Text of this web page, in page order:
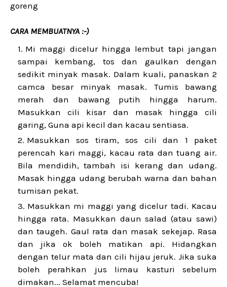
goreng
CARA MEMBUATNYA :-)
Mi maggi dicelur hingga lembut tapi jangan
sampai kembang, tos dan gaulkan dengan
sedikit minyak masak. Dalam kuali, panaskan 2
camca besar minyak masak. Tumis bawang
merah dan bawang putih hingga harum.
Masukkan cili kisar dan masak hingga cili
garing, Guna api kecil dan kacau sentiasa.
Masukkan sos tiram, sos cili dan 1 paket
perencah kari maggi, kacau rata dan tuang air.
Bila mendidih, tambah isi kerang dan udang.
Masak hingga udang berubah warna dan bahan
tumisan pekat.
Masukkan mi maggi yang dicelur tadi. Kacau
hingga rata. Masukkan daun salad (atau sawi)
dan taugeh. Gaul rata dan masak sekejap. Rasa
dan jika ok boleh matikan api. Hidangkan
dengan telur mata dan cili hijau jeruk. Jika suka
boleh perahkan jus limau kasturi sebelum
dimakan... Selamat mencuba!